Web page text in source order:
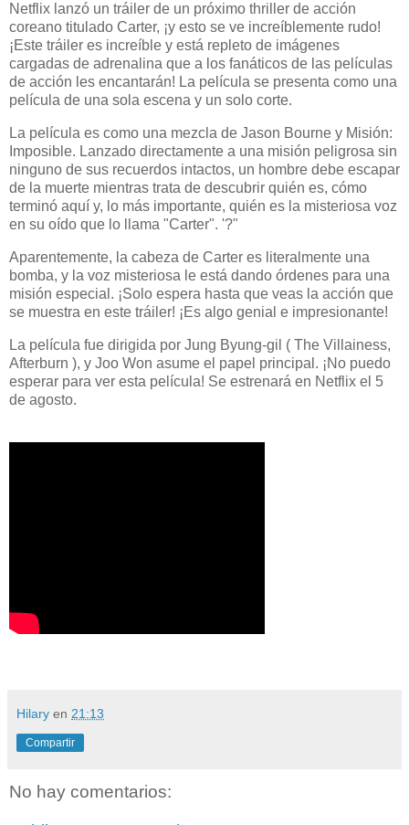
Netflix lanzó un tráiler de un próximo thriller de acción
coreano titulado Carter, ¡y esto se ve increíblemente rudo!
¡Este tráiler es increíble y está repleto de imágenes
cargadas de adrenalina que a los fanáticos de las películas
de acción les encantarán! La película se presenta como una
película de una sola escena y un solo corte.
La película es como una mezcla de Jason Bourne y Misión:
Imposible. Lanzado directamente a una misión peligrosa sin
ninguno de sus recuerdos intactos, un hombre debe escapar
de la muerte mientras trata de descubrir quién es, cómo
terminó aquí y, lo más importante, quién es la misteriosa voz
en su oído que lo llama "Carter". '?"
Aparentemente, la cabeza de Carter es literalmente una
bomba, y la voz misteriosa le está dando órdenes para una
misión especial. ¡Solo espera hasta que veas la acción que
se muestra en este tráiler! ¡Es algo genial e impresionante!
La película fue dirigida por Jung Byung-gil ( The Villainess,
Afterburn ), y Joo Won asume el papel principal. ¡No puedo
esperar para ver esta película! Se estrenará en Netflix el 5
de agosto.
Hilary en 21:13
Compartir
No hay comentarios: